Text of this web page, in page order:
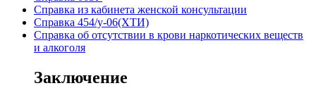
Справка из кабинета женской консультации
Справка 454/у-06(ХТИ)
Справка об отсутствии в крови наркотических веществ
и алкоголя
Заключение